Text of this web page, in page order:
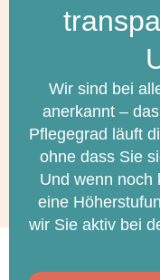
Wir sind bei
anerkannt –
Pflegegrad läuft
ohne dass Sie
Und wenn noch
eine
wir Sie aktiv bei